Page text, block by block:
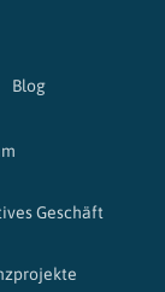
Blog
Geschäft